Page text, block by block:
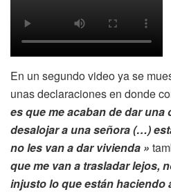
En un segundo video ya se
unas declaraciones en donde
es que me acaban de dar
desalojar a una señora (…)
no les van a dar vivienda »
que me van a trasladar lejos,
injusto lo que están haciendo